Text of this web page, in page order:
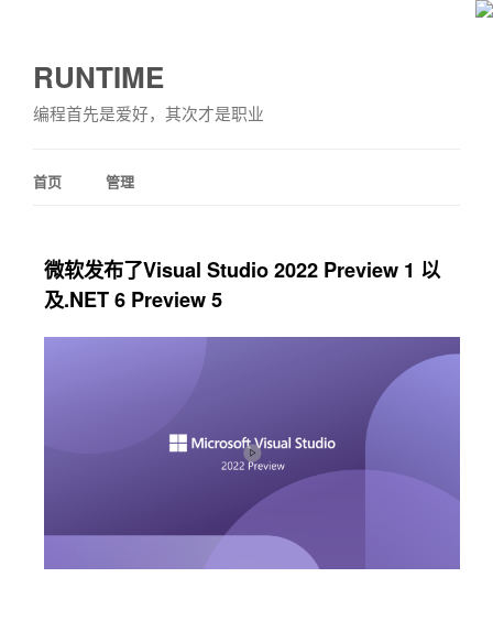
RUNTIME
编程首先是爱好，其次才是职业
首页 管理
微软发布了Visual Studio 2022 Preview 1 以
及.NET 6 Preview 5